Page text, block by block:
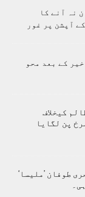
نہ آنے کا
کی تاخیر کے بعد محو
کیخلاف
پن لگایا
طوفان ’ملیسا‘